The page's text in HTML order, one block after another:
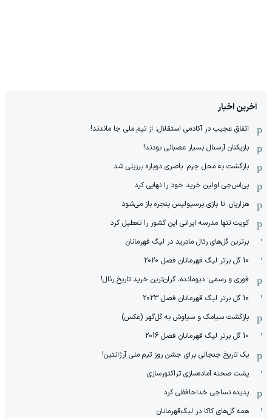
آخرین اخبار
اتفاق عجیب در آکادمی استقلال: از تیم ملی جا ماندند!
بازیکنان آرسنال بسیار عصبانی بودند!
بازگشت به محل جرم: باصری دوباره برزیلی شد
پی‌اس‌جی اولین خرید خود را نهایی کرد
هزاریان: تا بازی پرسپولیس پنجره باز می‌شود
کویت تنها مدرسه ایرانی این کشور را تعطیل کرد
برترین گل‌های رئال مادرید در لیگ قهرمانان
10 گل برتر لیگ قهرمانان فصل 2020
فوری و رسمی: دیومانده، گران‌ترین خرید تاریخ رئال!
10 گل برتر لیگ قهرمانان فصل 2023
بازگشت سیامک و سیاوش به گل‌گهر (عکس)
10 گل برتر لیگ قهرمانان فصل 2016
یک تاریخ جنجالی برای جشن روز تیم ملی آرژانتین!
پشت صحنه آماده‌سازی تراکتورسازی
پدیده نساجی خداحافظی کرد
همه گل‌های کاکا در لیگ‌قهرمانان